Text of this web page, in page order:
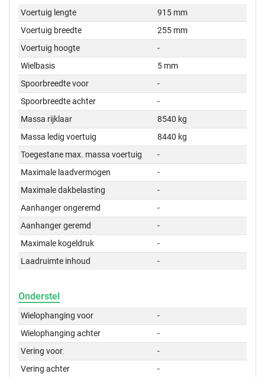
Voertuig lengte
915 mm
Voertuig breedte
255 mm
Voertuig hoogte
-
Wielbasis
5 mm
Spoorbreedte voor
-
Spoorbreedte achter
-
Massa rijklaar
8540 kg
Massa ledig voertuig
8440 kg
Toegestane max. massa voertuig
-
Maximale laadvermogen
-
Maximale dakbelasting
-
Aanhanger ongeremd
-
Aanhanger geremd
-
Maximale kogeldruk
-
Laadruimte inhoud
-
Onderstel
Wielophanging voor
-
Wielophanging achter
-
Vering voor
-
Vering achter
-